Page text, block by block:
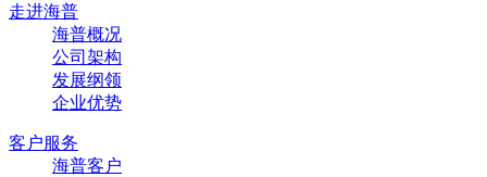
走进海普
海普概况
公司架构
发展纲领
企业优势
客户服务
海普客户